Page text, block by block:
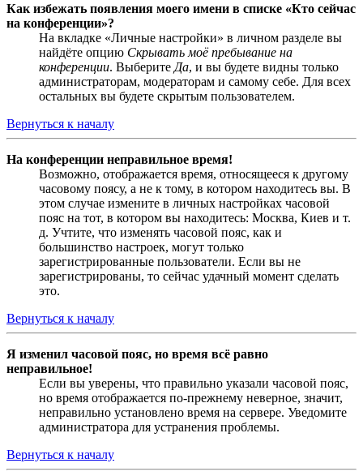
Как избежать появления моего имени в списке «Кто сейчас
на конференции»?
На вкладке «Личные настройки» в личном разделе вы
найдёте опцию Скрывать моё пребывание на
конференции. Выберите Да, и вы будете видны только
администраторам, модераторам и самому себе. Для всех
остальных вы будете скрытым пользователем.
Вернуться к началу
На конференции неправильное время!
Возможно, отображается время, относящееся к другому
часовому поясу, а не к тому, в котором находитесь вы. В
этом случае измените в личных настройках часовой
пояс на тот, в котором вы находитесь: Москва, Киев и т.
д. Учтите, что изменять часовой пояс, как и
большинство настроек, могут только
зарегистрированные пользователи. Если вы не
зарегистрированы, то сейчас удачный момент сделать
это.
Вернуться к началу
Я изменил часовой пояс, но время всё равно
неправильное!
Если вы уверены, что правильно указали часовой пояс,
но время отображается по-прежнему неверное, значит,
неправильно установлено время на сервере. Уведомите
администратора для устранения проблемы.
Вернуться к началу